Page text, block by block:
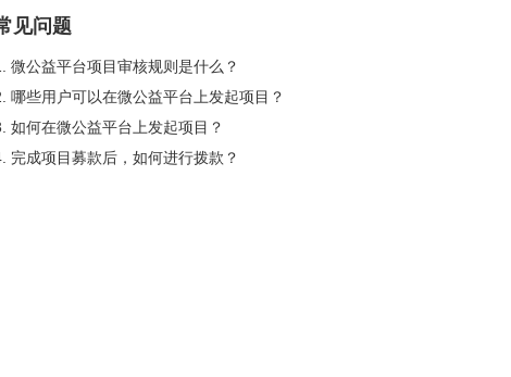
见问题
微公益平台项目审核规则是什么？
哪些用户可以在微公益平台上发起项目？
如何在微公益平台上发起项目？
完成项目募款后，如何进行拨款？